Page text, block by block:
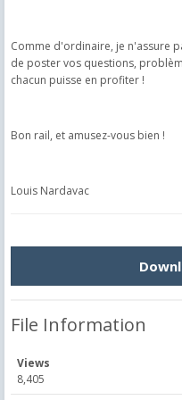
Comme d'ordinaire, je n'assure
de poster vos questions,
chacun puisse en profiter !
Bon rail, et amusez-vous bien !
Louis Nardavac
File Information
Views
8,405